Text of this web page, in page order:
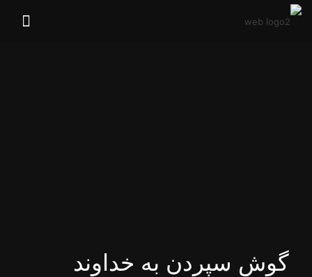
گوش سپردن به خداوند